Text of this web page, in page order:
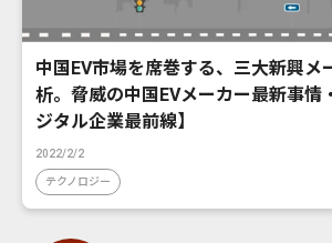
中国EV市場を席巻する、三大新興メ
析。脅威の中国EVメーカー最新事情
ジタル企業最前線】
2022/2/2
テクノロジー